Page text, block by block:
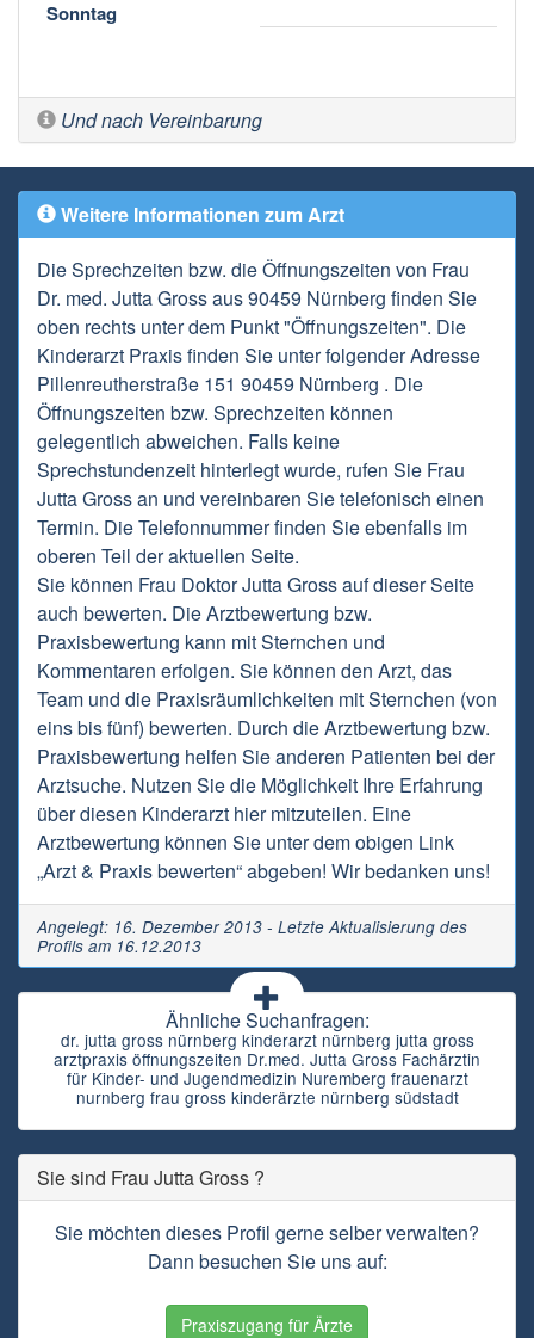
Sonntag
Und nach Vereinbarung
Weitere Informationen zum Arzt
Die Sprechzeiten bzw. die Öffnungszeiten von Frau
Dr. med. Jutta Gross aus 90459 Nürnberg finden Sie
oben rechts unter dem Punkt "Öffnungszeiten". Die
Kinderarzt Praxis finden Sie unter folgender Adresse
Pillenreutherstraße 151 90459 Nürnberg . Die
Öffnungszeiten bzw. Sprechzeiten können
gelegentlich abweichen. Falls keine
Sprechstundenzeit hinterlegt wurde, rufen Sie Frau
Jutta Gross an und vereinbaren Sie telefonisch einen
Termin. Die Telefonnummer finden Sie ebenfalls im
oberen Teil der aktuellen Seite.
Sie können Frau Doktor Jutta Gross auf dieser Seite
auch bewerten. Die Arztbewertung bzw.
Praxisbewertung kann mit Sternchen und
Kommentaren erfolgen. Sie können den Arzt, das
Team und die Praxisräumlichkeiten mit Sternchen (von
eins bis fünf) bewerten. Durch die Arztbewertung bzw.
Praxisbewertung helfen Sie anderen Patienten bei der
Arztsuche. Nutzen Sie die Möglichkeit Ihre Erfahrung
über diesen Kinderarzt hier mitzuteilen. Eine
Arztbewertung können Sie unter dem obigen Link
„Arzt & Praxis bewerten“ abgeben! Wir bedanken uns!
Angelegt: 16. Dezember 2013 - Letzte Aktualisierung des
Profils am 16.12.2013
Ähnliche Suchanfragen:
dr. jutta gross nürnberg kinderarzt nürnberg jutta gross
arztpraxis öffnungszeiten Dr.med. Jutta Gross Fachärztin
für Kinder- und Jugendmedizin Nuremberg frauenarzt
nurnberg frau gross kinderärzte nürnberg südstadt
Sie sind Frau Jutta Gross ?
Sie möchten dieses Profil gerne selber verwalten?
Dann besuchen Sie uns auf:
Praxiszugang für Ärzte